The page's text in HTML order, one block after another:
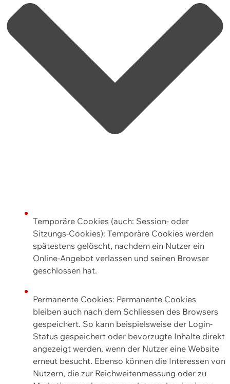
Temporäre Cookies (auch: Session- oder
Sitzungs-Cookies): Temporäre Cookies werden
spätestens gelöscht, nachdem ein Nutzer ein
Online-Angebot verlassen und seinen Browser
geschlossen hat.
Permanente Cookies: Permanente Cookies
bleiben auch nach dem Schliessen des Browsers
gespeichert. So kann beispielsweise der Login-
Status gespeichert oder bevorzugte Inhalte direkt
angezeigt werden, wenn der Nutzer eine Website
erneut besucht. Ebenso können die Interessen von
Nutzern, die zur Reichweitenmessung oder zu